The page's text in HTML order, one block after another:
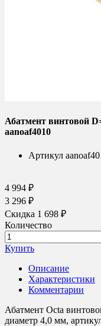
Абатмент винтовой
aanoaf4010
Артикул
4 994 ₽
3 296 ₽
Скидка 1 698 ₽
Количество
Купить
Описание
Характеристики
Комментарии
Абатмент Octa
диаметр 4,0 мм,